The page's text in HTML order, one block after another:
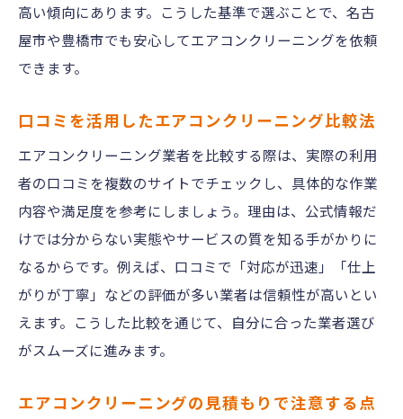
高い傾向にあります。こうした基準で選ぶことで、名古
屋市や豊橋市でも安心してエアコンクリーニングを依頼
できます。
口コミを活用したエアコンクリーニング比較法
エアコンクリーニング業者を比較する際は、実際の利用
者の口コミを複数のサイトでチェックし、具体的な作業
内容や満足度を参考にしましょう。理由は、公式情報だ
けでは分からない実態やサービスの質を知る手がかりに
なるからです。例えば、口コミで「対応が迅速」「仕上
がりが丁寧」などの評価が多い業者は信頼性が高いとい
えます。こうした比較を通じて、自分に合った業者選び
がスムーズに進みます。
エアコンクリーニングの見積もりで注意する点